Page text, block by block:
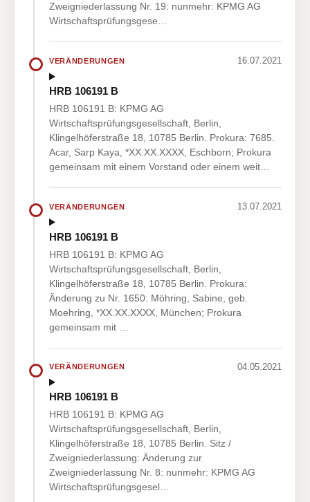
Zweigniederlassung Nr. 19: nunmehr: KPMG AG
Wirtschaftsprüfungsgese…
VERÄNDERUNGEN 16.07.2021
HRB 106191 B
HRB 106191 B: KPMG AG
Wirtschaftsprüfungsgesellschaft, Berlin,
Klingelhöferstraße 18, 10785 Berlin. Prokura: 7685.
Acar, Sarp Kaya, *XX.XX.XXXX, Eschborn; Prokura
gemeinsam mit einem Vorstand oder einem weit…
VERÄNDERUNGEN 13.07.2021
HRB 106191 B
HRB 106191 B: KPMG AG
Wirtschaftsprüfungsgesellschaft, Berlin,
Klingelhöferstraße 18, 10785 Berlin. Prokura:
Änderung zu Nr. 1650: Möhring, Sabine, geb.
Moehring, *XX.XX.XXXX, München; Prokura
gemeinsam mit …
VERÄNDERUNGEN 04.05.2021
HRB 106191 B
HRB 106191 B: KPMG AG
Wirtschaftsprüfungsgesellschaft, Berlin,
Klingelhöferstraße 18, 10785 Berlin. Sitz /
Zweigniederlassung: Änderung zur
Zweigniederlassung Nr. 8: nunmehr: KPMG AG
Wirtschaftsprüfungsgesel…